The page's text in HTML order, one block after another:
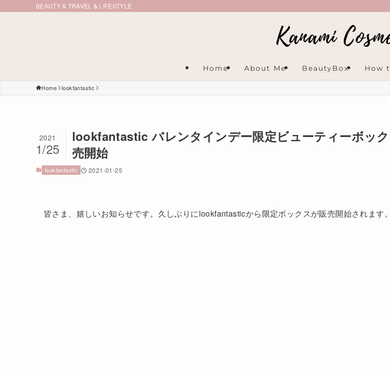
BEAUTY & TRAVEL & LIFESTYLE
Home About Me BeautyBox How
Home lookfantastic
lookfantastic バレンタインデー限定ビューティーボッ
売開始
2021
1/25
lookfantastic 2021-01-25
皆さま、嬉しいお知らせです。久しぶりにlookfantasticから限定ボックスが販売開始されます。